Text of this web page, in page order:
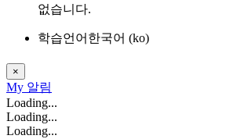
없습니다.
학습언어 한국어 ‎(ko)‎
×
My 알림
Loading...
Loading...
Loading...